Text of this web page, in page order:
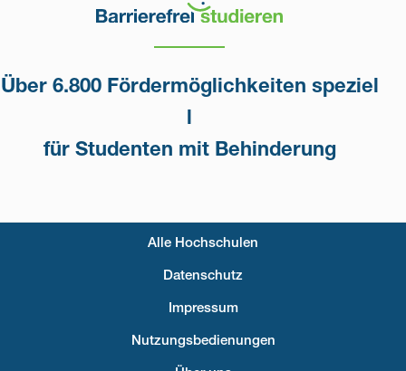
Über 6.800 Fördermöglichkeiten speziel
l
für Studenten mit Behinderung
Fußzeilenmenü
Alle Hochschulen
Datenschutz
Impressum
Nutzungsbedienungen